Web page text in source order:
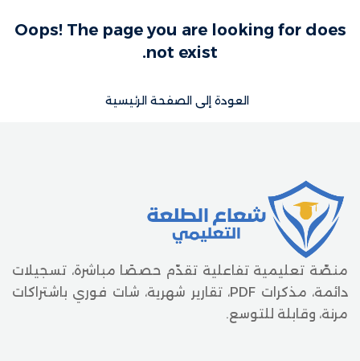
المذكرات
تواصل معنا
العربية
Oops! The page you are looking for does
not exist.
العودة إلى الصفحة الرئيسية
منصّة تعليمية تفاعلية تقدّم حصصًا مباشرة، تسجيلات
دائمة، مذكرات PDF، تقارير شهرية، شات فوري باشتراكات
مرنة، وقابلة للتوسع.
Sign up
Already have an account?